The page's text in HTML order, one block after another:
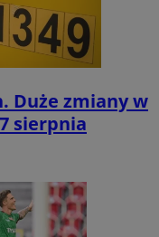
Duże zmiany w
sierpnia